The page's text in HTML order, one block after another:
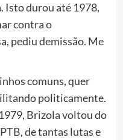
Isto durou até 1978,
contra o
pediu demissão. Me
comuns, quer
politicamente.
Brizola voltou do
de tantas lutas e